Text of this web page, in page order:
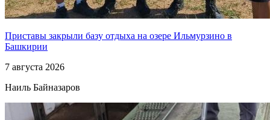
Приставы закрыли базу отдыха на озере Ильмурзино в
Башкирии
7 августа 2026
Наиль Байназаров